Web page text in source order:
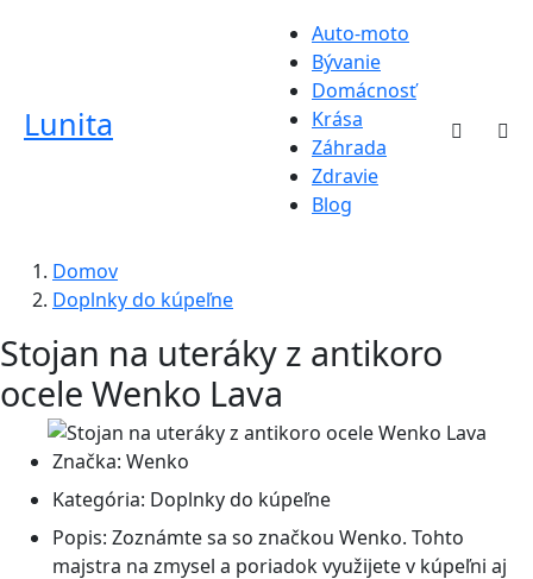
Lunita
Auto-moto
Bývanie
Domácnosť
Krása
Záhrada
Zdravie
Blog
Domov
Doplnky do kúpeľne
Stojan na uteráky z antikoro
ocele Wenko Lava
Značka: Wenko
Kategória: Doplnky do kúpeľne
Popis: Zoznámte sa so značkou Wenko. Tohto
majstra na zmysel a poriadok využijete v kúpeľni aj